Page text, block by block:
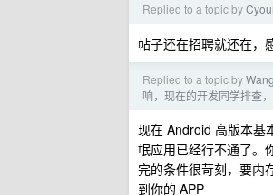
Replied to a topic by
帖子还在招聘就还在，
Replied to a topic by
响，现在的开发同学排查
现在 Android 高版本基
氓应用已经行不通了。
完的条件很苛刻，要内
到你的 APP